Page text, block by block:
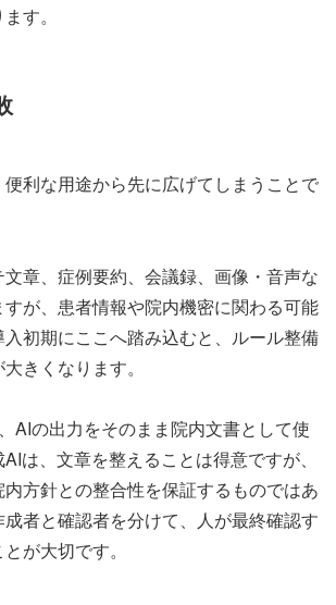
す。
利な用途から先に広げてしまうことで
章、症例要約、会議録、画像・音声な
が、患者情報や院内機密に関わる可能
初期にここへ踏み込むと、ルール整備
きくなります。
AIの出力をそのまま院内文書として使
は、文章を整えることは得意ですが、
方針との整合性を保証するものではあ
成者と確認者を分けて、人が最終確認す
が大切です。